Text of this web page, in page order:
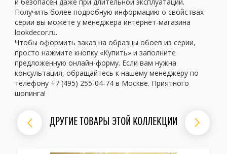
Получить более подробную информацию о свойствах
серии вы можете у менеджера интернет-магазина
lookdecor.ru.
Чтобы оформить заказ на образцы обоев из серии,
просто нажмите кнопку «Купить» и заполните
предложенную онлайн-форму. Если вам нужна
консультация, обращайтесь к нашему менеджеру по
телефону +7 (495) 255-04-74 в Москве. Приятного
шопинга!
ДРУГИЕ ТОВАРЫ ЭТОЙ КОЛЛЕКЦИИ